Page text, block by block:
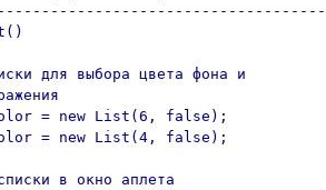
для выбора цвета фона и
= new List(6, false);
= new List(4, false);
в окно аплета